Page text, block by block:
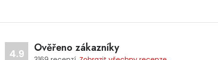
4.9 Ověřeno zákazníky